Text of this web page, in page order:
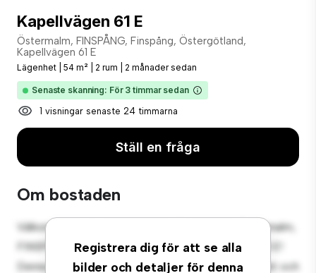
Kapellvägen 61 E
Östermalm, FINSPÅNG, Finspång, Östergötland,
Kapellvägen 61 E
Lägenhet 54 m² 2 rum 2 månader sedan
Senaste skanning: För 3 timmar sedan
1 visningar senaste 24 timmarna
Ställ en fråga
Om bostaden
Registrera dig för att se alla
bilder och detaljer för denna
Välkommen till ditt nya urbana tillflyktsort på Östermalm,
FINSPÅNG, Finspång, Östergötland, Kapellvägen 61 E!
Denna moderna 2-rumslägenhet erbjuder ett elegant och